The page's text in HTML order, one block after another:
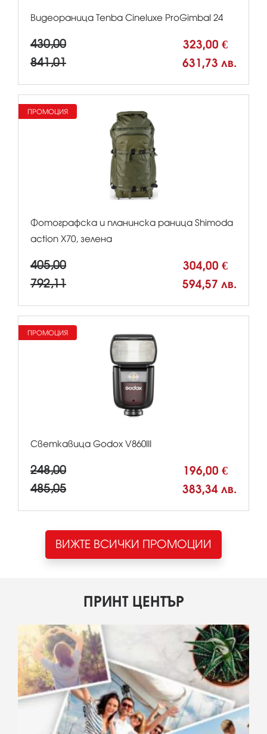
Видеораница Tenba Cineluxe ProGimbal 24
430,00 323,00 €
841,01 631,73 лв.
Фотографска и планинска раница Shimoda
action X70, зелена
405,00 304,00 €
792,11 594,57 лв.
ПРОМОЦИЯ
Светкавица Godox V860III
248,00 196,00 €
485,05 383,34 лв.
ПРОМОЦИЯ
ВИЖТЕ ВСИЧКИ ПРОМОЦИИ
ПРИНТ ЦЕНТЪР